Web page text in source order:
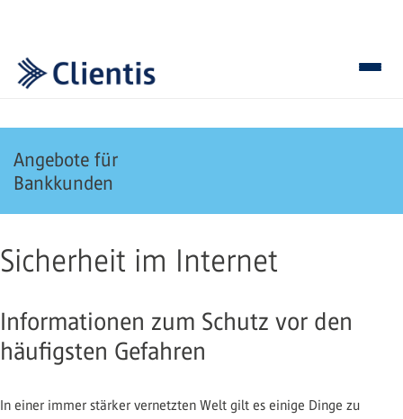
Angebote für
Bankkunden
Sicherheit im Internet
Informationen zum Schutz vor den
häufigsten Gefahren
In einer immer stärker vernetzten Welt gilt es einige Dinge zu